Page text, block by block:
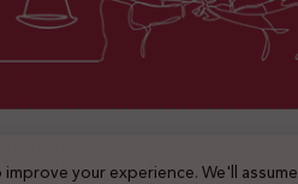
your experience. We'll